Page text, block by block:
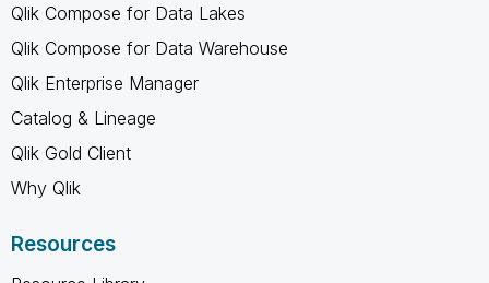
Qlik Compose for Data Lakes
Qlik Compose for Data Warehouse
Qlik Enterprise Manager
Catalog & Lineage
Qlik Gold Client
Why Qlik
Resources